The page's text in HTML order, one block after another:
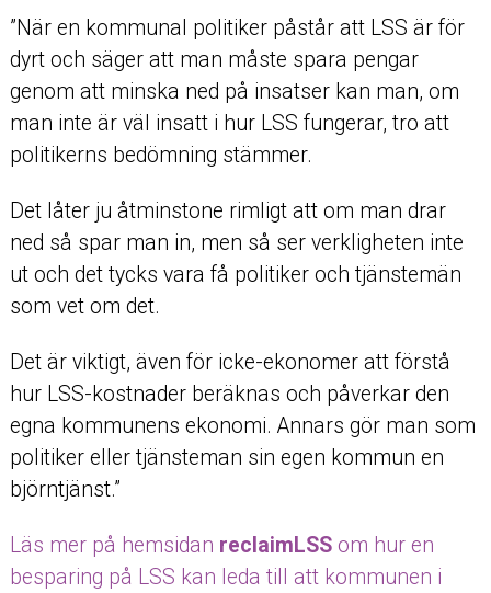
”När en kommunal politiker påstår att LSS är för
dyrt och säger att man måste spara pengar
genom att minska ned på insatser kan man, om
man inte är väl insatt i hur LSS fungerar, tro att
politikerns bedömning stämmer.
Det låter ju åtminstone rimligt att om man drar
ned så spar man in, men så ser verkligheten inte
ut och det tycks vara få politiker och tjänstemän
som vet om det.
Det är viktigt, även för icke-ekonomer att förstå
hur LSS-kostnader beräknas och påverkar den
egna kommunens ekonomi. Annars gör man som
politiker eller tjänsteman sin egen kommun en
björntjänst.”
Läs mer på hemsidan reclaimLSSom hur en
besparing på LSS kan leda till att kommunen i